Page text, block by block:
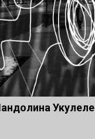
Укулеле